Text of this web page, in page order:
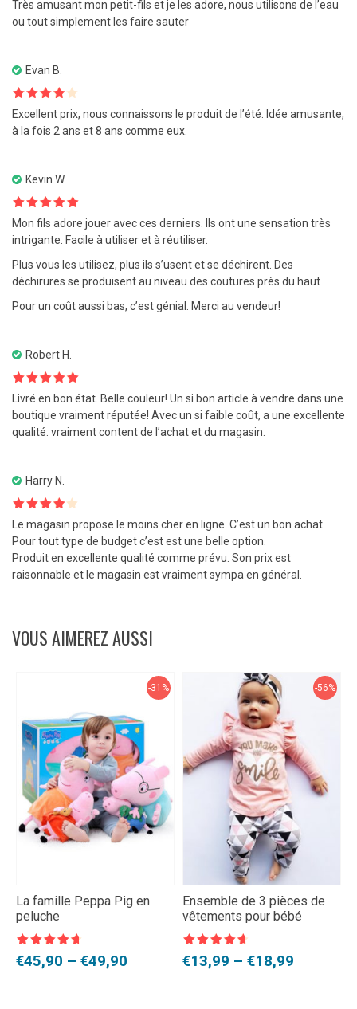
5
Très amusant mon petit-fils et je les adore, nous utilisons de l’eau
ou tout simplement les faire sauter
Evan B.
Note4
sur 5
Excellent prix, nous connaissons le produit de l’été. Idée amusante,
à la fois 2 ans et 8 ans comme eux.
Kevin W.
Note5sur
5Mon fils adore jouer avec ces derniers. Ils ont une sensation très
intrigante. Facile à utiliser et à réutiliser.
Plus vous les utilisez, plus ils s’usent et se déchirent. Des
déchirures se produisent au niveau des coutures près du haut
Pour un coût aussi bas, c’est génial. Merci au vendeur!
Robert H.
Note 5sur
5Livré en bon état. Belle couleur! Un si bon article à vendre dans une
boutique vraiment réputée! Avec un si faible coût, a une excellente
qualité. vraiment content de l’achat et du magasin.
Harry N.
Note4
sur 5
Le magasin propose le moins cher en ligne. C’est un bon achat.
Pour tout type de budget c’est est une belle option.
Produit en excellente qualité comme prévu. Son prix est
raisonnable et le magasin est vraiment sympa en général.
VOUS AIMEREZ AUSSI
-31%
La famille Peppa Pig en
peluche
sur 5
€45,90 – €49,90
Plage
-56%
Ensemble de 3 pièces de
vêtements pour bébé
sur 5
€13,99 – €18,99
Plage